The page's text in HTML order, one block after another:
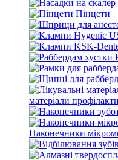
Пінцети
матеріали
Наконечники